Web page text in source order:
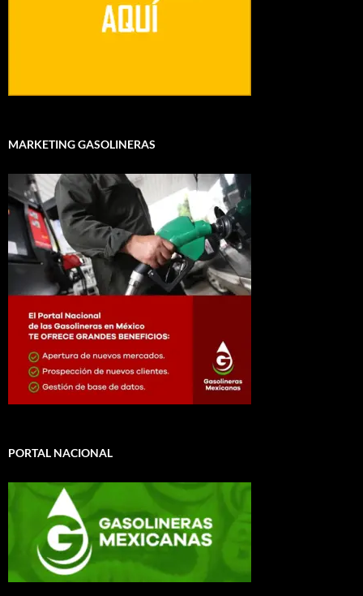
MARKETING GASOLINERAS
PORTAL NACIONAL